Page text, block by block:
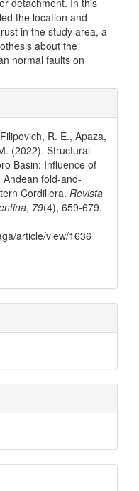
the location and
in the study area, a
about the
normal faults on
R. E., Apaza,
(2022). Structural
Basin: Influence of
fold-and-
Cordillera. Revista
, 79(4), 659-679.
article/view/1636